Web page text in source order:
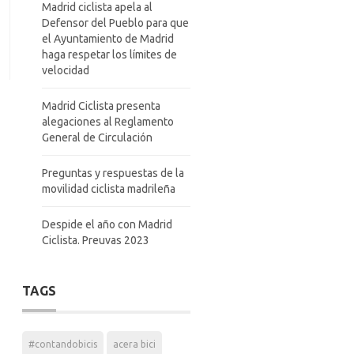
Madrid ciclista apela al
Defensor del Pueblo para que
el Ayuntamiento de Madrid
haga respetar los límites de
velocidad
Madrid Ciclista presenta
alegaciones al Reglamento
General de Circulación
Preguntas y respuestas de la
movilidad ciclista madrileña
Despide el año con Madrid
Ciclista. Preuvas 2023
TAGS
#contandobicis acera bici